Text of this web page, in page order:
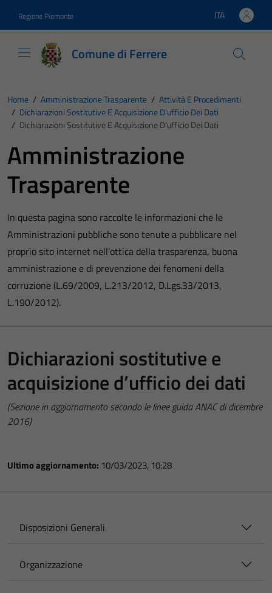
Regione Piemonte Lingua attiva:
ITA
Comune di Ferrere
Home / Amministrazione Trasparente / Attività E Procedimenti
/ Dichiarazioni Sostitutive E Acquisizione D'ufficio Dei Dati
/ Dichiarazioni Sostitutive E Acquisizione D’ufficio Dei Dati
Amministrazione
Trasparente
In questa pagina sono raccolte le informazioni che le
Amministrazioni pubbliche sono tenute a pubblicare nel
proprio sito internet nell’ottica della trasparenza, buona
amministrazione e di prevenzione dei fenomeni della
corruzione (L.69/2009, L.213/2012, D.Lgs.33/2013,
L.190/2012).
Dichiarazioni sostitutive e
acquisizione d’ufficio dei dati
(Sezione in aggiornamento secondo le linee guida ANAC di dicembre
2016)
Ultimo aggiornamento: 10/03/2023, 10:28
Disposizioni Generali
Organizzazione